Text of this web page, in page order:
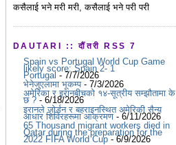
कसैलाई भने मरी मरी, कसैलाई भने परी परी
DAUTARI :: दौंतरी RSS 7
Spain vs Portugal World Cup Game
likely score: Spain 2- 1
Portugal - 7/7/2026
भेनेजुएलामा भूकम्प- 7/3/2026
अमेरिका र इरानबीचको १४-सूत्रीय सम्झौतामा के
छ ? - 6/18/2026
इरानले जोर्डन र बहराइनस्थित अमेरिकी सैन्य
आधार शिविरहरूमा आक्रमण- 6/11/2026
65 Thousand migrant workers died in
Qatar during the preparation for the
2022 FIFA World Cup - 6/9/2026